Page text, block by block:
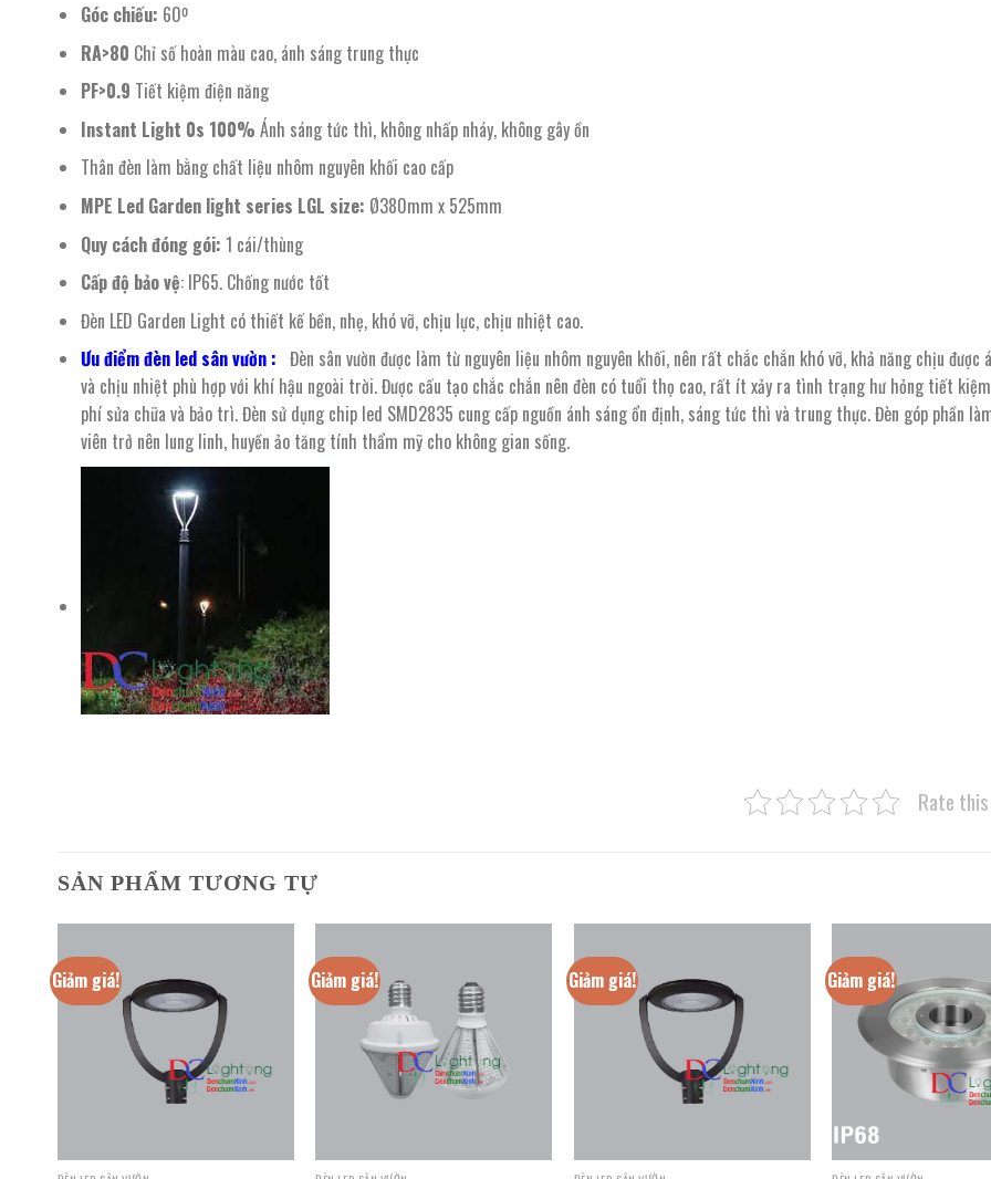
Góc chiếu: 60º
RA>80 Chỉ số hoàn màu cao, ánh sáng trung thực
PF>0.9 Tiết kiệm điện năng
Instant Light 0s 100% Ánh sáng tức thì, không nhấp nháy, không gây ồn
Thân đèn làm bằng chất liệu nhôm nguyên khối cao cấp
MPE Led Garden light series LGL size: Ø380mm x 525mm
Quy cách đóng gói: 1 cái/thùng
Cấp độ bảo vệ: IP65. Chống nước tốt
Đèn LED Garden Light có thiết kế bền, nhẹ, khó vỡ, chịu lực, chịu nhiệt cao.
Ưu điểm đèn led sân vườn : Đèn sân vườn được làm từ nguyên liệu nhôm nguyên khối, nên rất chắc chắn khó vỡ, khả năng chịu được
và chịu nhiệt phù hợp với khí hậu ngoài trời. Được cấu tạo chắc chắn nên đèn có tuổi thọ cao, rất ít xảy ra tình trạng hư hỏng tiết
phí sửa chữa và bảo trì. Đèn sử dụng chip led SMD2835 cung cấp nguồn ánh sáng ổn định, sáng tức thì và trung thực. Đèn góp phần
viên trở nên lung linh, huyền ảo tăng tính thẩm mỹ cho không gian sống.
Rate
SẢN PHẨM TƯƠNG TỰ
Giảm giá! Giảm giá! Giảm giá! Giảm giá!